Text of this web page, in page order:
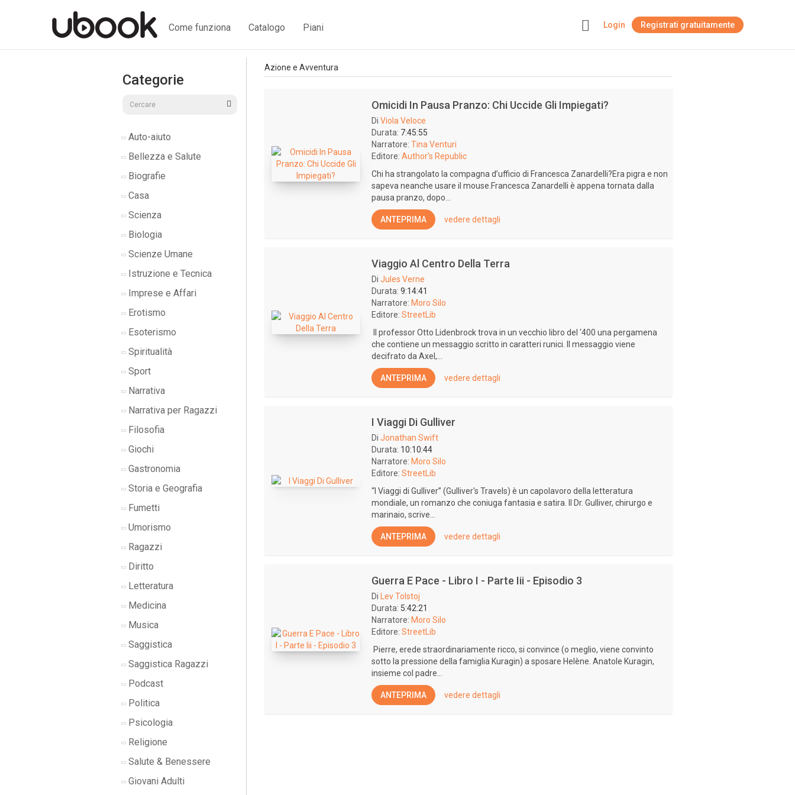
Come funziona Catalogo Piani Login Registrati gratuitamente
Categorie
Auto-aiuto
Bellezza e Salute
Biografie
Casa
Scienza
Biologia
Scienze Umane
Istruzione e Tecnica
Imprese e Affari
Erotismo
Esoterismo
Spiritualità
Sport
Narrativa
Narrativa per Ragazzi
Filosofia
Giochi
Gastronomia
Storia e Geografia
Fumetti
Umorismo
Ragazzi
Diritto
Letteratura
Medicina
Musica
Saggistica
Saggistica Ragazzi
Podcast
Politica
Psicologia
Religione
Salute & Benessere
Giovani Adulti
Azione e Avventura
Omicidi In Pausa Pranzo: Chi Uccide Gli Impiegati?
Di Viola Veloce
Durata: 7:45:55
Narratore: Tina Venturi
Editore: Author's Republic
Chi ha strangolato la compagna d’ufficio di Francesca Zanardelli?Era pigra e non
sapeva neanche usare il mouse.Francesca Zanardelli è appena tornata dalla
pausa pranzo, dopo...
ANTEPRIMA vedere dettagli
Viaggio Al Centro Della Terra
Di Jules Verne
Durata: 9:14:41
Narratore: Moro Silo
Editore: StreetLib
Il professor Otto Lidenbrock trova in un vecchio libro del ‘400 una pergamena
che contiene un messaggio scritto in caratteri runici. Il messaggio viene
decifrato da Axel,...
ANTEPRIMA vedere dettagli
I Viaggi Di Gulliver
Di Jonathan Swift
Durata: 10:10:44
Narratore: Moro Silo
Editore: StreetLib
“I Viaggi di Gulliver” (Gulliver's Travels) è un capolavoro della letteratura
mondiale, un romanzo che coniuga fantasia e satira. Il Dr. Gulliver, chirurgo e
marinaio, scrive...
ANTEPRIMA vedere dettagli
Guerra E Pace - Libro I - Parte Iii - Episodio 3
Di
Lev Tolstoj
Durata: 5:42:21
Narratore: Moro Silo
Editore: StreetLib
Pierre, erede straordinariamente ricco, si convince (o meglio, viene convinto
sotto la pressione della famiglia Kuragin) a sposare Helène. Anatole Kuragin,
insieme col padre...
ANTEPRIMA vedere dettagli